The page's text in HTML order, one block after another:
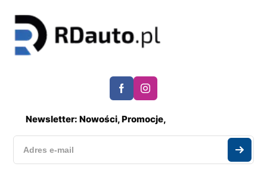
Newsletter: Nowości, Promocje,